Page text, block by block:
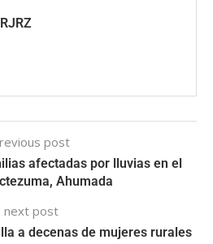
post
afectadas por lluvias en el
Ahumada
next post
a decenas de mujeres rurales